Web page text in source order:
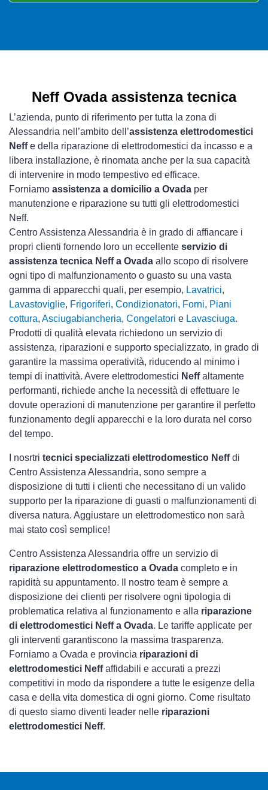
Neff Ovada assistenza tecnica
L’azienda, punto di riferimento per tutta la zona di
Alessandria nell’ambito dell’assistenza elettrodomestici
Neffe della riparazione di elettrodomestici da incasso e a
libera installazione, è rinomata anche per la sua capacità
di intervenire in modo tempestivo ed efficace.
Forniamo assistenza a domicilio a Ovada per
manutenzione e riparazione su tutti gli elettrodomestici
Neff.
Centro Assistenza Alessandria è in grado di affiancare i
propri clienti fornendo loro un eccellente servizio di
assistenza tecnica Neff a Ovada allo scopo di risolvere
ogni tipo di malfunzionamento o guasto su una vasta
gamma di apparecchi quali, per esempio, Lavatrici,
Lavastoviglie, Frigoriferi, Condizionatori, Forni, Piani
cottura, Asciugabiancheria, Congelatori e Lavasciuga.
Prodotti di qualità elevata richiedono un servizio di
assistenza, riparazioni e supporto specializzato, in grado di
garantire la massima operatività, riducendo al minimo i
tempi di inattività. Avere elettrodomestici Neffaltamente
performanti, richiede anche la necessità di effettuare le
dovute operazioni di manutenzione per garantire il perfetto
funzionamento degli apparecchi e la loro durata nel corso
del tempo.
I nosrtri tecnici specializzati elettrodomestico Neffdi
Centro Assistenza Alessandria, sono sempre a
disposizione di tutti i clienti che necessitano di un valido
supporto per la riparazione di guasti o malfunzionamenti di
diversa natura. Aggiustare un elettrodomestico non sarà
mai stato così semplice!
Centro Assistenza Alessandria offre un servizio di
riparazione elettrodomestico a Ovada completo e in
rapidità su appuntamento. Il nostro team è sempre a
disposizione dei clienti per risolvere ogni tipologia di
problematica relativa al funzionamento e alla riparazione
di elettrodomestici Neff a Ovada. Le tariffe applicate per
gli interventi garantiscono la massima trasparenza.
Forniamo a Ovada e provincia riparazioni di
elettrodomestici Neffaffidabili e accurati a prezzi
competitivi in modo da rispondere a tutte le esigenze della
casa e della vita domestica di ogni giorno. Come risultato
di questo siamo diventi leader nelle riparazioni
elettrodomestici Neff.